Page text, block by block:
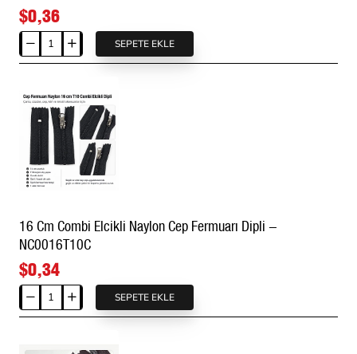
$0,36
15
Cm
Cep
Fermuarı
Dipli
NC0015T5
SEPETE EKLE
16 Cm Combi Elcikli Naylon Cep Fermuarı Dipli -
NC0016T10C
$0,34
16
Cm
SEPETE EKLE